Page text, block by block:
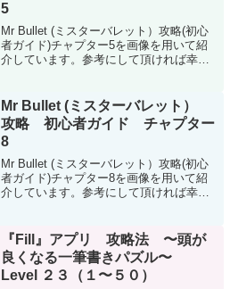
5
Mr Bullet (ミスターバレット）攻略(初心
者ガイド)チャプター5を画像を用いて紹
介しています。参考にして頂ければ幸い
Mr Bullet (ミスターバレット）
攻略 初心者ガイド チャプター
8
Mr Bullet (ミスターバレット）攻略(初心
者ガイド)チャプター8を画像を用いて紹
介しています。参考にして頂ければ幸い
『Fill』アプリ 攻略法 〜頭が
良くなる一筆書きパズル〜
Level ２３（１〜５０）